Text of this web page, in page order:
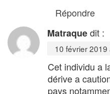
Répondre
Matraquedit :
10 février
Cet individu a
dérive a
pays